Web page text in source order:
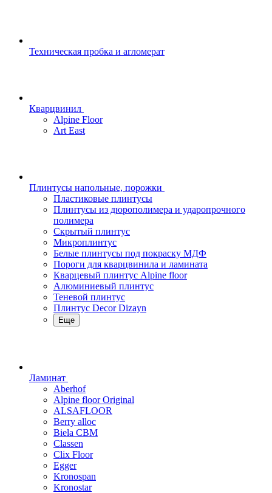
Техническая пробка и агломерат
Кварцвинил
Alpine Floor
Art East
Плинтусы напольные, порожки
Пластиковые плинтусы
Плинтусы из дюрополимера и ударопрочного
полимера
Скрытый плинтус
Микроплинтус
Белые плинтусы под покраску МДФ
Пороги для кварцвинила и ламината
Кварцевый плинтус Alpine floor
Алюминиевый плинтус
Теневой плинтус
Плинтус Decor Dizayn
Еще
Ламинат
Aberhof
Alpine floor Original
ALSAFLOOR
Berry alloc
Biela CBM
Classen
Clix Floor
Egger
Kronospan
Kronostar